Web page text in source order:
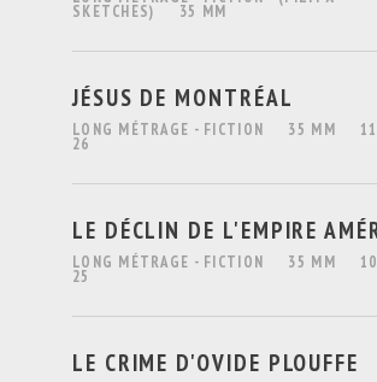
SKETCHES) 35 MM
JÉSUS DE MONTRÉAL
LONG MÉTRAGE - FICTION 35 MM
26
LE DÉCLIN DE L'EMPIRE
LONG MÉTRAGE - FICTION 35 MM
25
LE CRIME D'OVIDE PLOUFFE